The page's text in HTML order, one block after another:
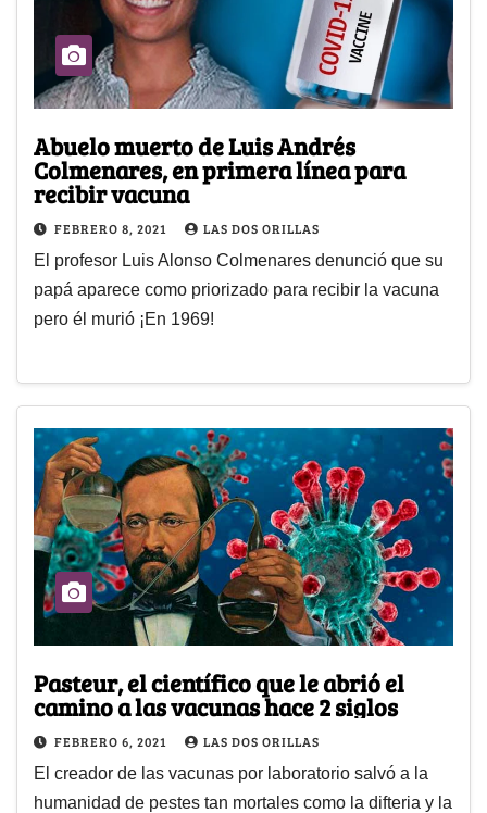
Abuelo muerto de Luis Andrés
Colmenares, en primera línea para
recibir vacuna
FEBRERO 8, 2021 LAS DOS ORILLAS
El profesor Luis Alonso Colmenares denunció que su
papá aparece como priorizado para recibir la vacuna
pero él murió ¡En 1969!
Pasteur, el científico que le abrió el
camino a las vacunas hace 2 siglos
FEBRERO 6, 2021 LAS DOS ORILLAS
El creador de las vacunas por laboratorio salvó a la
humanidad de pestes tan mortales como la difteria y la